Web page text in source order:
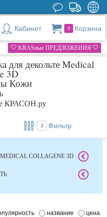
Кабинет 0 Корзина
KRASные ПРЕДЛОЖЕНИЯ
для декольте Medical
3D
Кожи
КРАСОН.ру
2 Фильтр
COLLAGENE 3D
название цена